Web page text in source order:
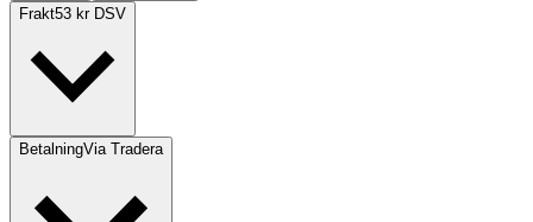
Frakt53 kr DSV
BetalningVia Tradera